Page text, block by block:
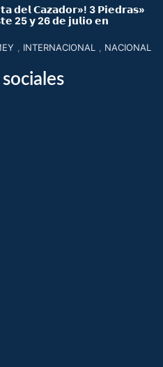
𝗱𝗲𝗹 𝗖𝗮𝘇𝗮𝗱𝗼𝗿»! 3 𝗣𝗶𝗲𝗱𝗿𝗮𝘀»
25 𝘆 26 𝗱𝗲 𝗷𝘂𝗹𝗶𝗼 𝗲𝗻
, INTERNACIONAL , NACIONAL
sociales